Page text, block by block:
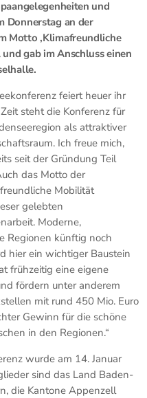
und
Donnerstag an der
Motto ‚Klimafreundliche
gab im Anschluss einen
feiert heuer ihr
steht die Konferenz für
als attraktiver
Ich freue mich,
seit der Gründung Teil
das Motto der
Mobilität
gelebten
Moderne,
Regionen künftig noch
hier ein wichtiger Baustein
frühzeitig eine eigene
fördern unter anderem
mit rund 450 Mio. Euro
Gewinn für die schöne
in den Regionen.“
wurde am 14. Januar
sind das Land Baden-
die Kantone Appenzell